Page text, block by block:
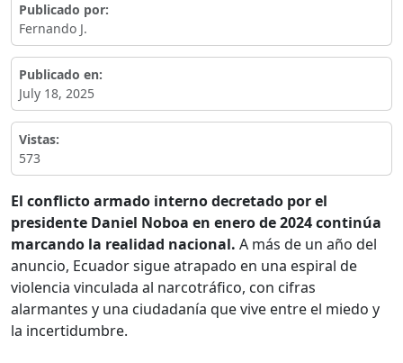
Publicado por:
Fernando J.
Publicado en:
July 18, 2025
Vistas:
573
El conflicto armado interno decretado por el
presidente Daniel Noboa en enero de 2024 continúa
marcando la realidad nacional. A más de un año del
anuncio, Ecuador sigue atrapado en una espiral de
violencia vinculada al narcotráfico, con cifras
alarmantes y una ciudadanía que vive entre el miedo y
la incertidumbre.